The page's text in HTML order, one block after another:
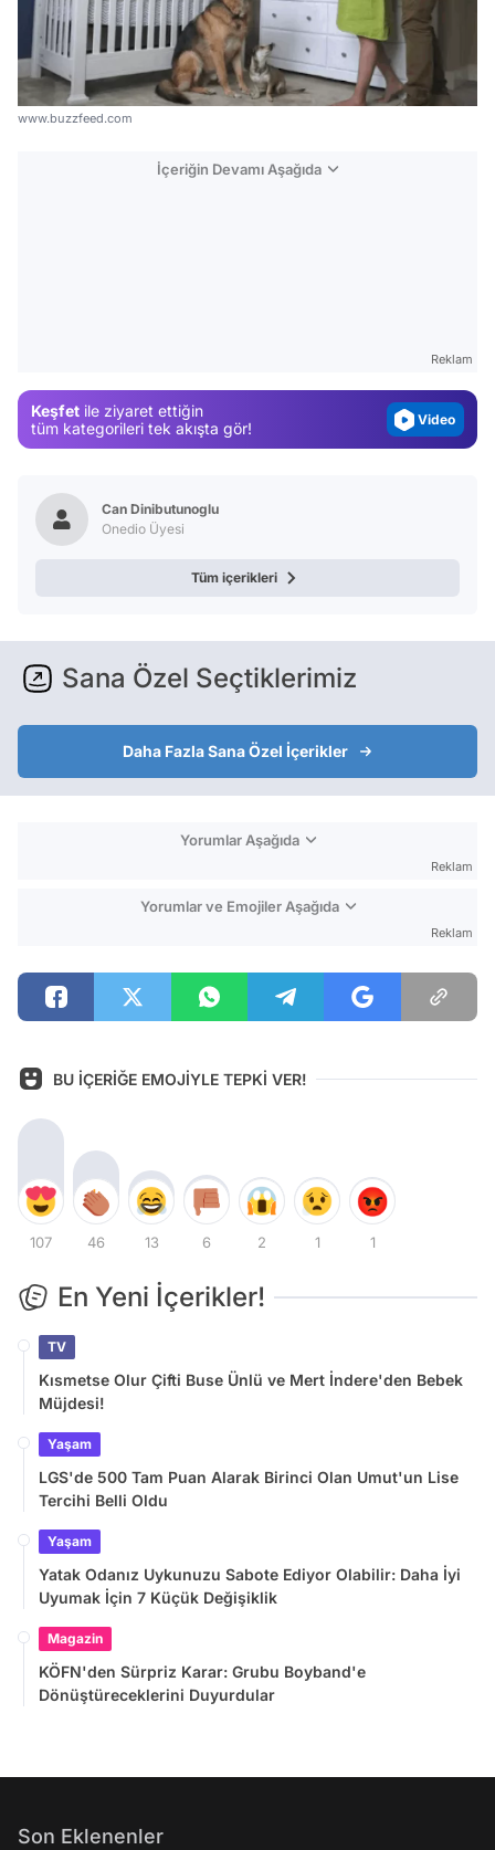
www.buzzfeed.com
İçeriğin Devamı Aşağıda
Reklam
Keşfet ile ziyaret ettiğin
tüm kategorileri tek akışta gör!
Video
Can Dinibutunoglu
Onedio Üyesi
Tüm içerikleri
Sana Özel Seçtiklerimiz
Daha Fazla Sana Özel İçerikler
Yorumlar Aşağıda
Reklam
Yorumlar ve Emojiler Aşağıda
Reklam
BU İÇERİĞE EMOJİYLE TEPKİ VER!
107 46 13 6 2 1 1
En Yeni İçerikler!
TV
Kısmetse Olur Çifti Buse Ünlü ve Mert İndere'den Bebek
Müjdesi!
Yaşam
LGS'de 500 Tam Puan Alarak Birinci Olan Umut'un Lise
Tercihi Belli Oldu
Yaşam
Yatak Odanız Uykunuzu Sabote Ediyor Olabilir: Daha İyi
Uyumak İçin 7 Küçük Değişiklik
Magazin
KÖFN'den Sürpriz Karar: Grubu Boyband'e
Dönüştüreceklerini Duyurdular
Son Eklenenler